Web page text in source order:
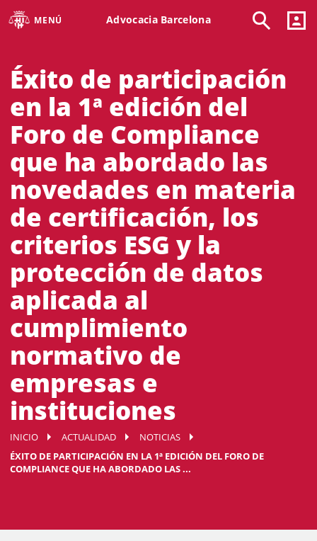
MENÚ Advocacia Barcelona
Éxito de participación
en la 1ª edición del
Foro de Compliance
que ha abordado las
novedades en materia
de certificación, los
criterios ESG y la
protección de datos
aplicada al
cumplimiento
normativo de
empresas e
instituciones
INICIO ACTUALIDAD
NOTICIAS
ÉXITO DE PARTICIPACIÓN EN LA 1ª EDICIÓN DEL FORO DE
COMPLIANCE QUE HA ABORDADO LAS ...